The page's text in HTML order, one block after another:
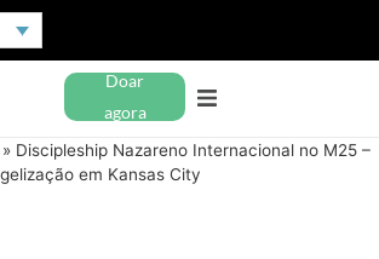
Doar
agora
» Discipleship Nazareno Internacional no M25 –
em Kansas City